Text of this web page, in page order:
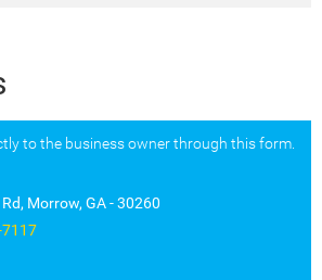
to the business owner through this form.
Morrow, GA - 30260